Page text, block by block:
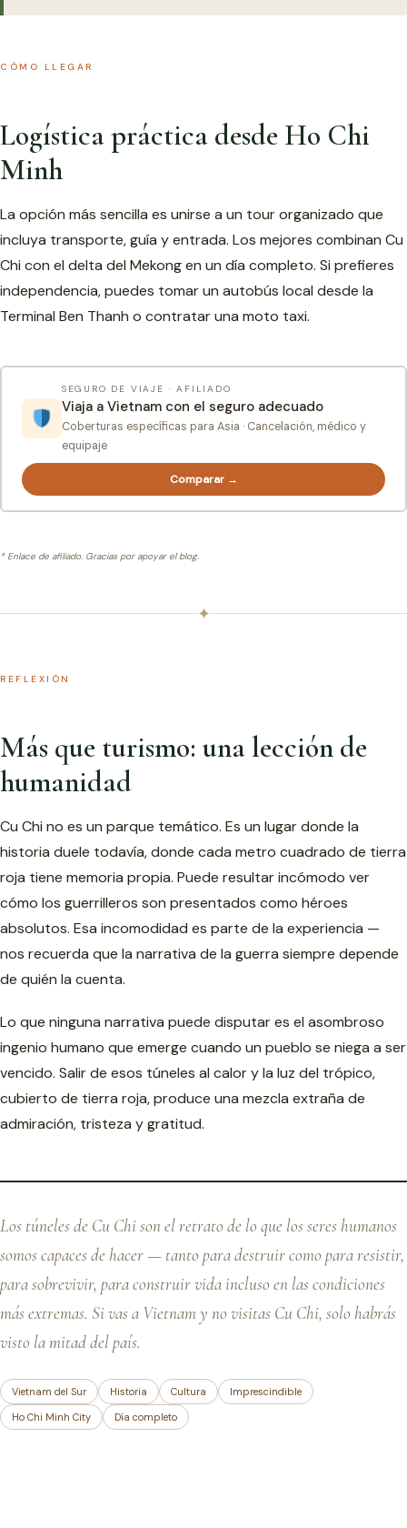
CÓMO LLEGAR
Logística práctica desde Ho Chi
Minh
La opción más sencilla es unirse a un tour organizado que
incluya transporte, guía y entrada. Los mejores combinan Cu
Chi con el delta del Mekong en un día completo. Si prefieres
independencia, puedes tomar un autobús local desde la
Terminal Ben Thanh o contratar una moto taxi.
SEGURO DE VIAJE · AFILIADO
Viaja a Vietnam con el seguro adecuado
Coberturas específicas para Asia · Cancelación, médico y
equipaje
Comparar →
* Enlace de afiliado. Gracias por apoyar el blog.
✦
REFLEXIÓN
Más que turismo: una lección de
humanidad
Cu Chi no es un parque temático. Es un lugar donde la
historia duele todavía, donde cada metro cuadrado de tierra
roja tiene memoria propia. Puede resultar incómodo ver
cómo los guerrilleros son presentados como héroes
absolutos. Esa incomodidad es parte de la experiencia —
nos recuerda que la narrativa de la guerra siempre depende
de quién la cuenta.
Lo que ninguna narrativa puede disputar es el asombroso
ingenio humano que emerge cuando un pueblo se niega a ser
vencido. Salir de esos túneles al calor y la luz del trópico,
cubierto de tierra roja, produce una mezcla extraña de
admiración, tristeza y gratitud.
Los túneles de Cu Chi son el retrato de lo que los seres humanos
somos capaces de hacer — tanto para destruir como para resistir,
para sobrevivir, para construir vida incluso en las condiciones
más extremas. Si vas a Vietnam y no visitas Cu Chi, solo habrás
visto la mitad del país.
Vietnam del Sur Historia Cultura
Imprescindible
Ho Chi Minh City
Día completo